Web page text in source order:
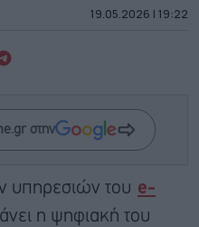
19.05.2026 | 19:22
στην
υπηρεσιών του e-
η ψηφιακή του